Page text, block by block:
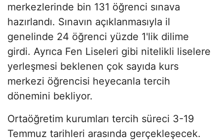
merkezlerinde bin 131 öğrenci sınava
hazırlandı. Sınavın açıklanmasıyla il
genelinde 24 öğrenci yüzde 1'lik dilime
girdi. Ayrıca Fen Liseleri gibi nitelikli liselere
yerleşmesi beklenen çok sayıda kurs
merkezi öğrencisi heyecanla tercih
dönemini bekliyor.
Ortaöğretim kurumları tercih süreci 3-19
Temmuz tarihleri arasında gerçekleşecek.